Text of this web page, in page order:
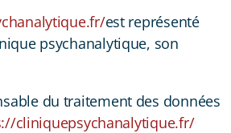
est représenté
psychanalytique, son
du traitement des données
cliniquepsychanalytique.fr/